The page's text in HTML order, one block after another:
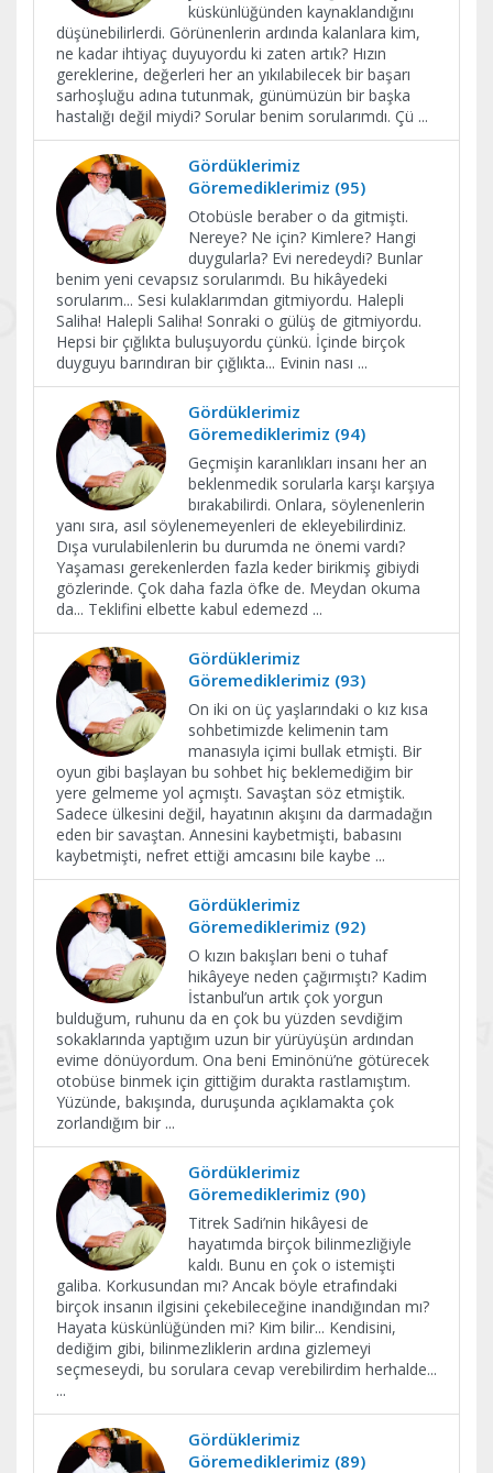
küskünlüğünden kaynaklandığını
düşünebilirlerdi. Görünenlerin ardında kalanlara kim,
ne kadar ihtiyaç duyuyordu ki zaten artık? Hızın
gereklerine, değerleri her an yıkılabilecek bir başarı
sarhoşluğu adına tutunmak, günümüzün bir başka
hastalığı değil miydi? Sorular benim sorularımdı. Çü ...
Gördüklerimiz
Göremediklerimiz (95)
Otobüsle beraber o da gitmişti.
Nereye? Ne için? Kimlere? Hangi
duygularla? Evi neredeydi? Bunlar
benim yeni cevapsız sorularımdı. Bu hikâyedeki
sorularım... Sesi kulaklarımdan gitmiyordu. Halepli
Saliha! Halepli Saliha! Sonraki o gülüş de gitmiyordu.
Hepsi bir çığlıkta buluşuyordu çünkü. İçinde birçok
duyguyu barındıran bir çığlıkta... Evinin nası ...
Gördüklerimiz
Göremediklerimiz (94)
Geçmişin karanlıkları insanı her an
beklenmedik sorularla karşı karşıya
bırakabilirdi. Onlara, söylenenlerin
yanı sıra, asıl söylenemeyenleri de ekleyebilirdiniz.
Dışa vurulabilenlerin bu durumda ne önemi vardı?
Yaşaması gerekenlerden fazla keder birikmiş gibiydi
gözlerinde. Çok daha fazla öfke de. Meydan okuma
da... Teklifini elbette kabul edemezd ...
Gördüklerimiz
Göremediklerimiz (93)
On iki on üç yaşlarındaki o kız kısa
sohbetimizde kelimenin tam
manasıyla içimi bullak etmişti. Bir
oyun gibi başlayan bu sohbet hiç beklemediğim bir
yere gelmeme yol açmıştı. Savaştan söz etmiştik.
Sadece ülkesini değil, hayatının akışını da darmadağın
eden bir savaştan. Annesini kaybetmişti, babasını
kaybetmişti, nefret ettiği amcasını bile kaybe ...
Gördüklerimiz
Göremediklerimiz (92)
O kızın bakışları beni o tuhaf
hikâyeye neden çağırmıştı? Kadim
İstanbul’un artık çok yorgun
bulduğum, ruhunu da en çok bu yüzden sevdiğim
sokaklarında yaptığım uzun bir yürüyüşün ardından
evime dönüyordum. Ona beni Eminönü’ne götürecek
otobüse binmek için gittiğim durakta rastlamıştım.
Yüzünde, bakışında, duruşunda açıklamakta çok
zorlandığım bir ...
Gördüklerimiz
Göremediklerimiz (90)
Titrek Sadi’nin hikâyesi de
hayatımda birçok bilinmezliğiyle
kaldı. Bunu en çok o istemişti
galiba. Korkusundan mı? Ancak böyle etrafındaki
birçok insanın ilgisini çekebileceğine inandığından mı?
Hayata küskünlüğünden mi? Kim bilir... Kendisini,
dediğim gibi, bilinmezliklerin ardına gizlemeyi
seçmeseydi, bu sorulara cevap verebilirdim herhalde...
...
Gördüklerimiz
Göremediklerimiz (89)